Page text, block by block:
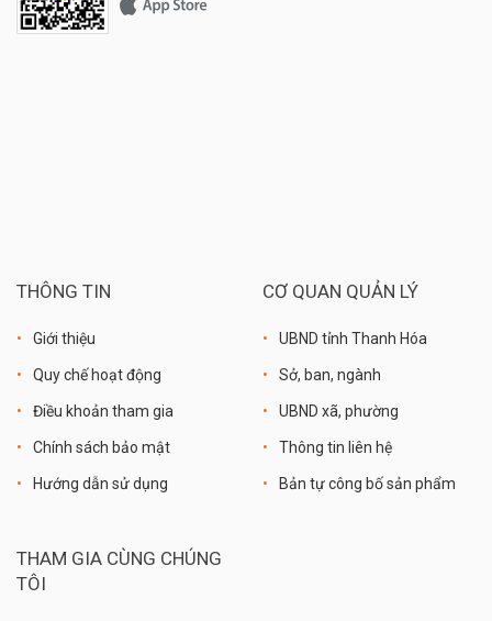
THÔNG TIN
Giới thiệu
Quy chế hoạt động
Điều khoản tham gia
Chính sách bảo mật
Hướng dẫn sử dụng
CƠ QUAN QUẢN LÝ
UBND tỉnh Thanh Hóa
Sở, ban, ngành
UBND xã, phường
Thông tin liên hệ
Bản tự công bố sản phẩm
THAM GIA CÙNG CHÚNG
TÔI